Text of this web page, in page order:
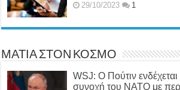
29/10/2023 1
ΜΑΤΙΑ ΣΤΟΝ ΚΟΣΜΟ
WSJ: Ο Πούτιν ενδέχεται
συνοχή του ΝΑΤΟ με